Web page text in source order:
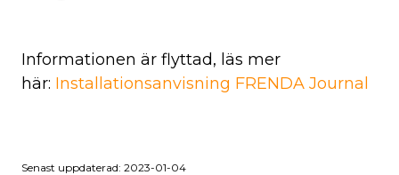
Informationen är flyttad, läs mer
här: Installationsanvisning FRENDA Journal
Senast uppdaterad: 2023-01-04